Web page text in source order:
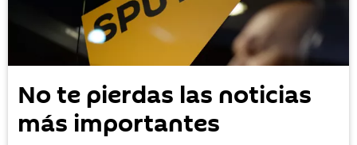
No te pierdas las noticias
más importantes